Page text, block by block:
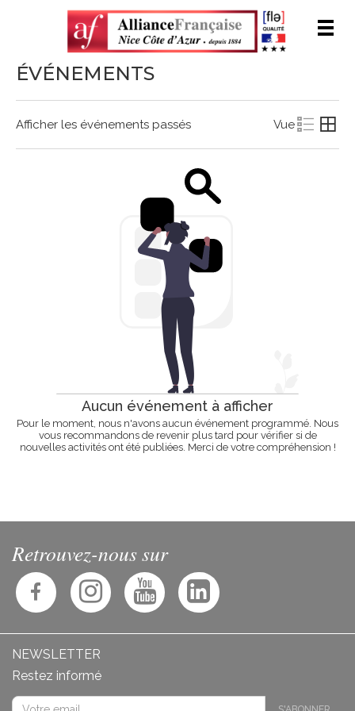
ÉVÉNEMENTS
Afficher les événements passés Vue
Aucun événement à afficher
Pour le moment, nous n'avons aucun événement programmé. Nous
vous recommandons de revenir plus tard pour vérifier si de
nouvelles activités ont été publiées. Merci de votre compréhension !
Retrouvez-nous sur
NEWSLETTER
Restez informé